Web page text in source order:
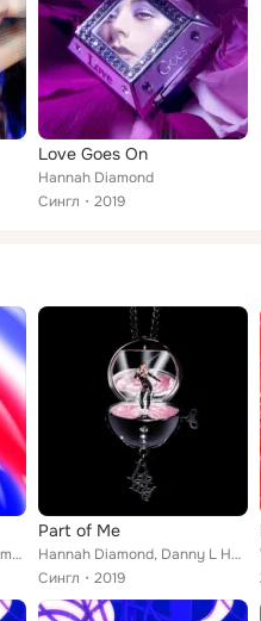
Love Goes On
Hannah Diamond
Сингл
2019
A. G. Cook feat. Hannah Diamond
Part of Me
Hannah Diamond, Danny L Harle
Сингл
2019